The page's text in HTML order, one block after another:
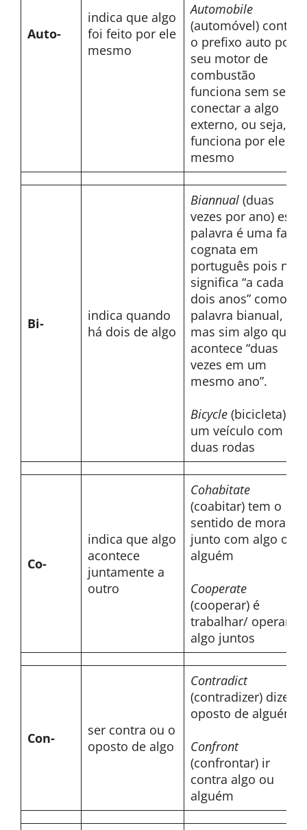
Auto-
indica que algo
foi feito por ele
mesmo
Automobile
(automóvel) contém
o prefixo auto pois
seu motor de
combustão
funciona sem se
conectar a algo
externo, ou seja,
funciona por ele
mesmo
Bi-
indica quando
há dois de algo
Biannual (duas
vezes por ano) essa
palavra é uma falsa
cognata em
português pois não
significa “a cada
dois anos” como a
palavra bianual,
mas sim algo que
acontece “duas
vezes em um
mesmo ano”.
Bicycle (bicicleta)
um veículo com
duas rodas
Co-
indica que algo
acontece
juntamente a
outro
Cohabitate
(coabitar) tem o
sentido de morar
junto com algo ou
alguém
Cooperate
(cooperar) é
trabalhar/ operar
algo juntos
Con-
ser contra ou o
oposto de algo
Contradict
(contradizer) dizer o
oposto de alguém
Confront
(confrontar) ir
contra algo ou
alguém